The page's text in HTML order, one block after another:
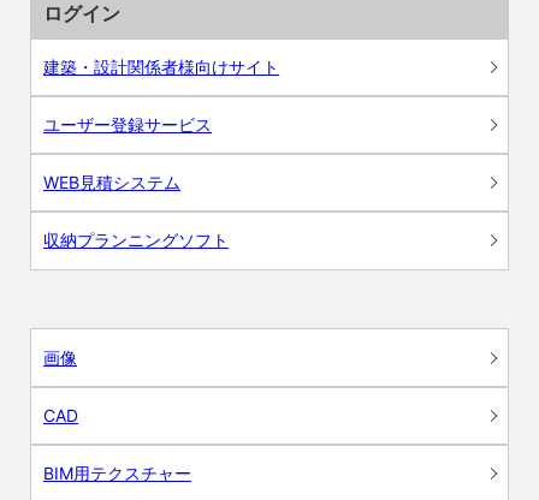
ログイン
建築・設計関係者様向けサイト
ユーザー登録サービス
WEB見積システム
収納プランニングソフト
画像
CAD
BIM用テクスチャー